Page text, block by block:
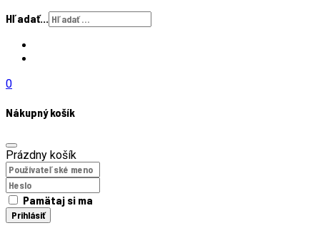
Hľadať...
0
Nákupný košík
Prázdny košík
Pamätaj si ma
Prihlásiť